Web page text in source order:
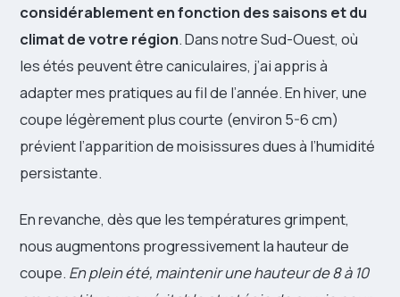
considérablement en fonction des saisons et du
climat de votre région. Dans notre Sud-Ouest, où
les étés peuvent être caniculaires, j’ai appris à
adapter mes pratiques au fil de l’année. En hiver, une
coupe légèrement plus courte (environ 5-6 cm)
prévient l’apparition de moisissures dues à l’humidité
persistante.
En revanche, dès que les températures grimpent,
nous augmentons progressivement la hauteur de
coupe. En plein été, maintenir une hauteur de 8 à 10